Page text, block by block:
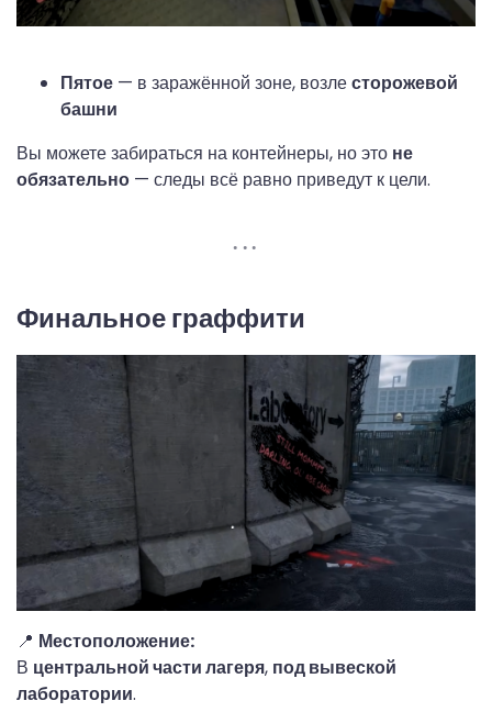
Пятое — в заражённой зоне, возлесторожевой
башни
Вы можете забираться на контейнеры, но это не
обязательно — следы всё равно приведут к цели.
Финальное граффити
📍 Местоположение:
В центральной части лагеря, под вывеской
лаборатории.